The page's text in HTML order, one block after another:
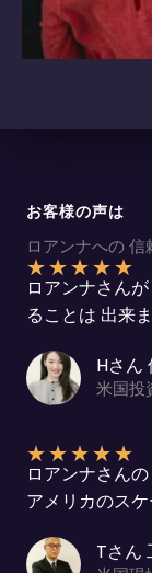
お客様の声は
ロアンナへの 信
★★★★★
ロアンナさん
ることは 出来
Hさん
米国投
★★★★★
ロアンナさん
アメリカのス
Tさん